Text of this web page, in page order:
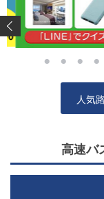
今回のアップデート
・お気に入り区間機
・乗車票・座席番号
・その他、軽微な不
より快適にアプリを
アプリをご利用のお
今後も皆さまにより
善を続けてまいりま
引き続き、高速バス
人気
高速バ